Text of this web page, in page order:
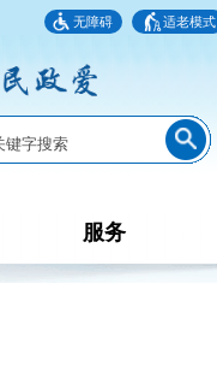
无障碍 适老模式
服务